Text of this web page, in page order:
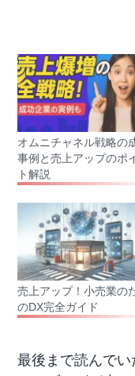
み
中…
オムニチャネル戦略の
事例と売上アップのポ
ト解説
売上アップ！小売業の
のDX完全ガイド
最後まで読んでい